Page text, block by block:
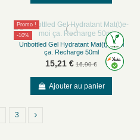
Promo !
-10%
Unbottled Gel Hydratant Mat(t)e-moi
ça. Recharge 50ml
15,21 € 16,90 €
Ajouter au panier
3